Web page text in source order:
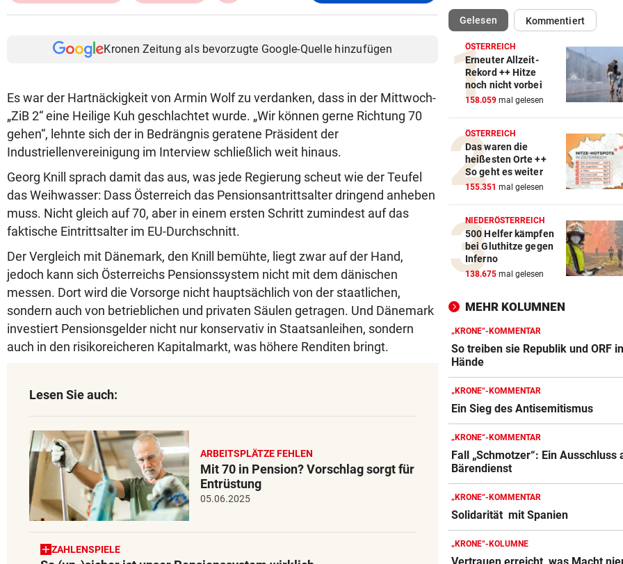
Kronen Zeitung als bevorzugte Google-Quelle hinzufügen
Es war der Hartnäckigkeit von Armin Wolf zu verdanken, dass in der Mittwoch-
„ZiB 2“ eine Heilige Kuh geschlachtet wurde. „Wir können gerne Richtung 70
gehen“, lehnte sich der in Bedrängnis geratene Präsident der
Industriellenvereinigung im Interview schließlich weit hinaus.
Georg Knill sprach damit das aus, was jede Regierung scheut wie der Teufel
das Weihwasser: Dass Österreich das Pensionsantrittsalter dringend anheben
muss. Nicht gleich auf 70, aber in einem ersten Schritt zumindest auf das
faktische Eintrittsalter im EU-Durchschnitt.
Der Vergleich mit Dänemark, den Knill bemühte, liegt zwar auf der Hand,
jedoch kann sich Österreichs Pensionssystem nicht mit dem dänischen
messen. Dort wird die Vorsorge nicht hauptsächlich von der staatlichen,
sondern auch von betrieblichen und privaten Säulen getragen. Und Dänemark
investiert Pensionsgelder nicht nur konservativ in Staatsanleihen, sondern
auch in den risikoreicheren Kapitalmarkt, was höhere Renditen bringt.
Lesen Sie auch:
ARBEITSPLÄTZE FEHLEN
Mit 70 in Pension? Vorschlag sorgt für
Entrüstung
05.06.2025
ZAHLENSPIELE
Hammer-Wechsel bestätigt:
will zu Barcelona!“
OFFENE WORTE ÜBER SOHN
Arabella Kiesbauer: „Wir
wir hassen uns“
Salzburg: Granate sorgte für
nächtliche Sperre
„IST KEINE ARBEIT“
Kanzler empört mit Sager
Kinderbetreuung
ANGRIFF VOR UNTERRICHT
Schüsse an Schule in
Hantavirus bei Frankreich-
entdeckt
DER SCHNEE GEHT AUS
Hitzewelle: Nächstes
Sommerskigebiet schließt
VON HOF VERSCHWUNDEN
Vermisstes Kätzchen-
wieder vereint
Zu wenig Wasser: Kanu-
erhebt Vorwürfe
Gelesen(ausgewählt)Kommentiert
ÖSTERREICH
Erneuter Allzeit-
Rekord ++ Hitze
noch nicht vorbei
158.059 mal gelesen
ÖSTERREICH
Das waren die
heißesten Orte ++
So geht es weiter
155.351 mal gelesen
NIEDERÖSTERREICH
500 Helfer kämpfen
bei Gluthitze gegen
Inferno
138.675 mal gelesen
MEHR KOLUMNEN
„KRONE“-KOMMENTAR
So treiben sie Republik und ORF
Hände
„KRONE“-KOMMENTAR
Ein Sieg des Antisemitismus
„KRONE“-KOMMENTAR
Fall „Schmotzer“: Ein Ausschluss
Bärendienst
„KRONE“-KOMMENTAR
Solidarität mit Spanien
„KRONE“-KOLUMNE